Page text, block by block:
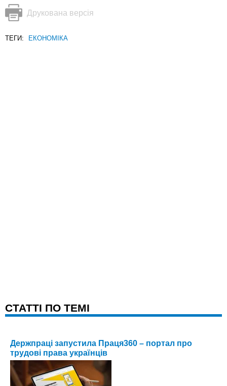
Друкована версія
ТЕГИ: ЕКОНОМІКА
CТАТТІ ПО ТЕМІ
Держпраці запустила Праця360 – портал про
трудові права українців